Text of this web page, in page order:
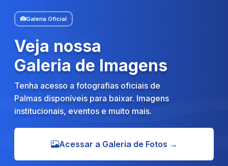
Galeria Oficial
Veja nossa
Galeria de Imagens
Tenha acesso a fotografias oficiais de
Palmas disponíveis para baixar. Imagens
institucionais, eventos e muito mais.
Acessar a Galeria de Fotos →